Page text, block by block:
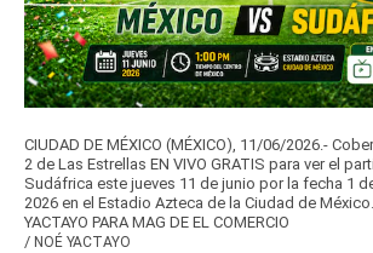
CIUDAD DE MÉXICO (MÉXICO), 11/06/2026.-
2 de Las Estrellas EN VIVO GRATIS para ver el
Sudáfrica este jueves 11 de junio por la fecha 1
2026 en el Estadio Azteca de la Ciudad de México.
YACTAYO PARA MAG DE EL COMERCIO
/ NOÉ YACTAYO